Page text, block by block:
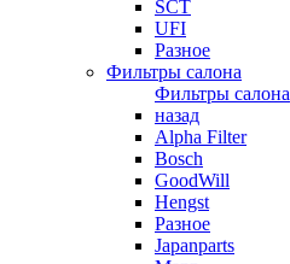
SCT
UFI
Разное
Фильтры салона
Фильтры салона
назад
Alpha Filter
Bosch
GoodWill
Hengst
Разное
Japanparts